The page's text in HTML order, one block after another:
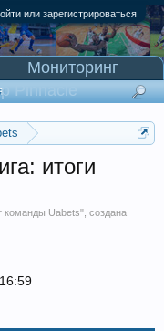
или зарегистрироваться
итоги
команды Uabets", создана
Мониторинг
Pinnacle